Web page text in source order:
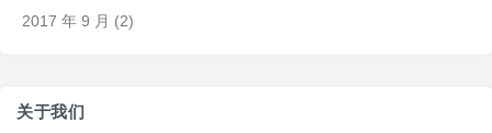
2017 年 9 月 (2)
关于我们